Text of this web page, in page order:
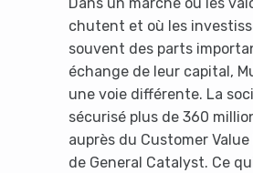
chutent et où les
souvent des parts
échange de leur capital,
une voie différente. La
sécurisé plus de 360
auprès du Customer Value
de General Catalyst. Ce